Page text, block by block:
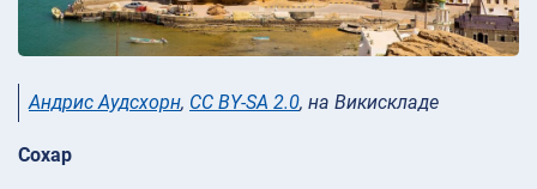
Андрис Аудсхорн, CC BY-SA 2.0, на Викискладе
Сохар